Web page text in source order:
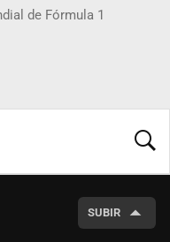
de Fórmula 1
SUBIR